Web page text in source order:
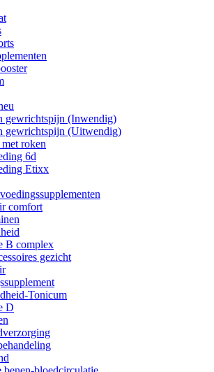
gewrichtspijn (Inwendig)
gewrichtspijn (Uitwendig)
roken
6d
Etixx
comfort
B complex
gezicht
Tonicum
D